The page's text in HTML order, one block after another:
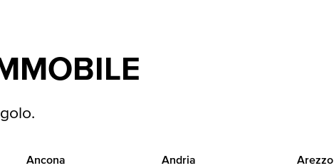
Ancona Andria Arezzo